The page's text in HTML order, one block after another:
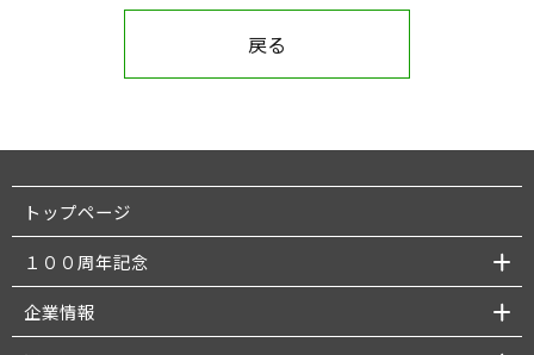
戻る
トップページ
１００周年記念
企業情報